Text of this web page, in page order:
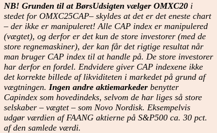
NB! Grunden til at BørsUdsigten vælger OMXC20 i
stedet for OMXC25CAP– skyldes at det er det eneste chart
– der ikke er manipuleret! Alle CAP index er manipulered
(vægtet), og derfor er det kun de store investorer (med de
store regnemaskiner), der kan får det rigtige resultat når
man bruger CAP index til at handle på. De store investorer
har derfor en fordel. Endvidere giver CAP indexene ikke
det korrekte billede af likviditeten i markedet på grund af
vægtningen. Ingen andre aktiemarkeder benytter
Capindex som hovedindeks, selvom de har liges så store
selskaber – vægtet – som Novo Nordisk. Eksempelvis
udgør værdien af FAANG aktierne på S&P500 ca. 30 pct.
af den samlede værdi.